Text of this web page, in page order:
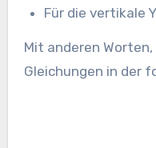
Für die vertikale
Mit anderen
Gleichungen in der